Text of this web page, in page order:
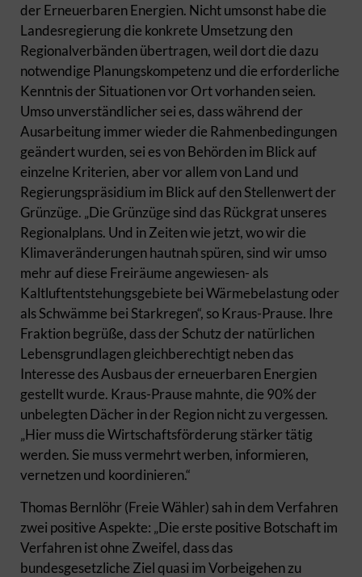
der Erneuerbaren Energien. Nicht umsonst habe die
Landesregierung die konkrete Umsetzung den
Regionalverbänden übertragen, weil dort die dazu
notwendige Planungskompetenz und die erforderliche
Kenntnis der Situationen vor Ort vorhanden seien.
Umso unverständlicher sei es, dass während der
Ausarbeitung immer wieder die Rahmenbedingungen
geändert wurden, sei es von Behörden im Blick auf
einzelne Kriterien, aber vor allem von Land und
Regierungspräsidium im Blick auf den Stellenwert der
Grünzüge. „Die Grünzüge sind das Rückgrat unseres
Regionalplans. Und in Zeiten wie jetzt, wo wir die
Klimaveränderungen hautnah spüren, sind wir umso
mehr auf diese Freiräume angewiesen- als
Kaltluftentstehungsgebiete bei Wärmebelastung oder
als Schwämme bei Starkregen“, so Kraus-Prause. Ihre
Fraktion begrüße, dass der Schutz der natürlichen
Lebensgrundlagen gleichberechtigt neben das
Interesse des Ausbaus der erneuerbaren Energien
gestellt wurde. Kraus-Prause mahnte, die 90% der
unbelegten Dächer in der Region nicht zu vergessen.
„Hier muss die Wirtschaftsförderung stärker tätig
werden. Sie muss vermehrt werben, informieren,
vernetzen und koordinieren.“
Thomas Bernlöhr (Freie Wähler) sah in dem Verfahren
zwei positive Aspekte: „Die erste positive Botschaft im
Verfahren ist ohne Zweifel, dass das
bundesgesetzliche Ziel quasi im Vorbeigehen zu